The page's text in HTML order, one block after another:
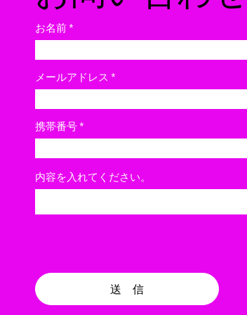
メールアドレス
送 信
お名前
携帯番号
内容を入れてください。